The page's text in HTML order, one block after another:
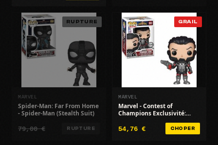
RUPTURE
MARVEL
Spider-Man: Far From Home
- Spider-Man (Stealth Suit)
79,00 € RUPTURE
GRAIL
MARVEL
Marvel - Contest of
Champions Exclusivité:
54,76 € CHOPER